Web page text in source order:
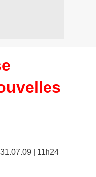
| 11h24